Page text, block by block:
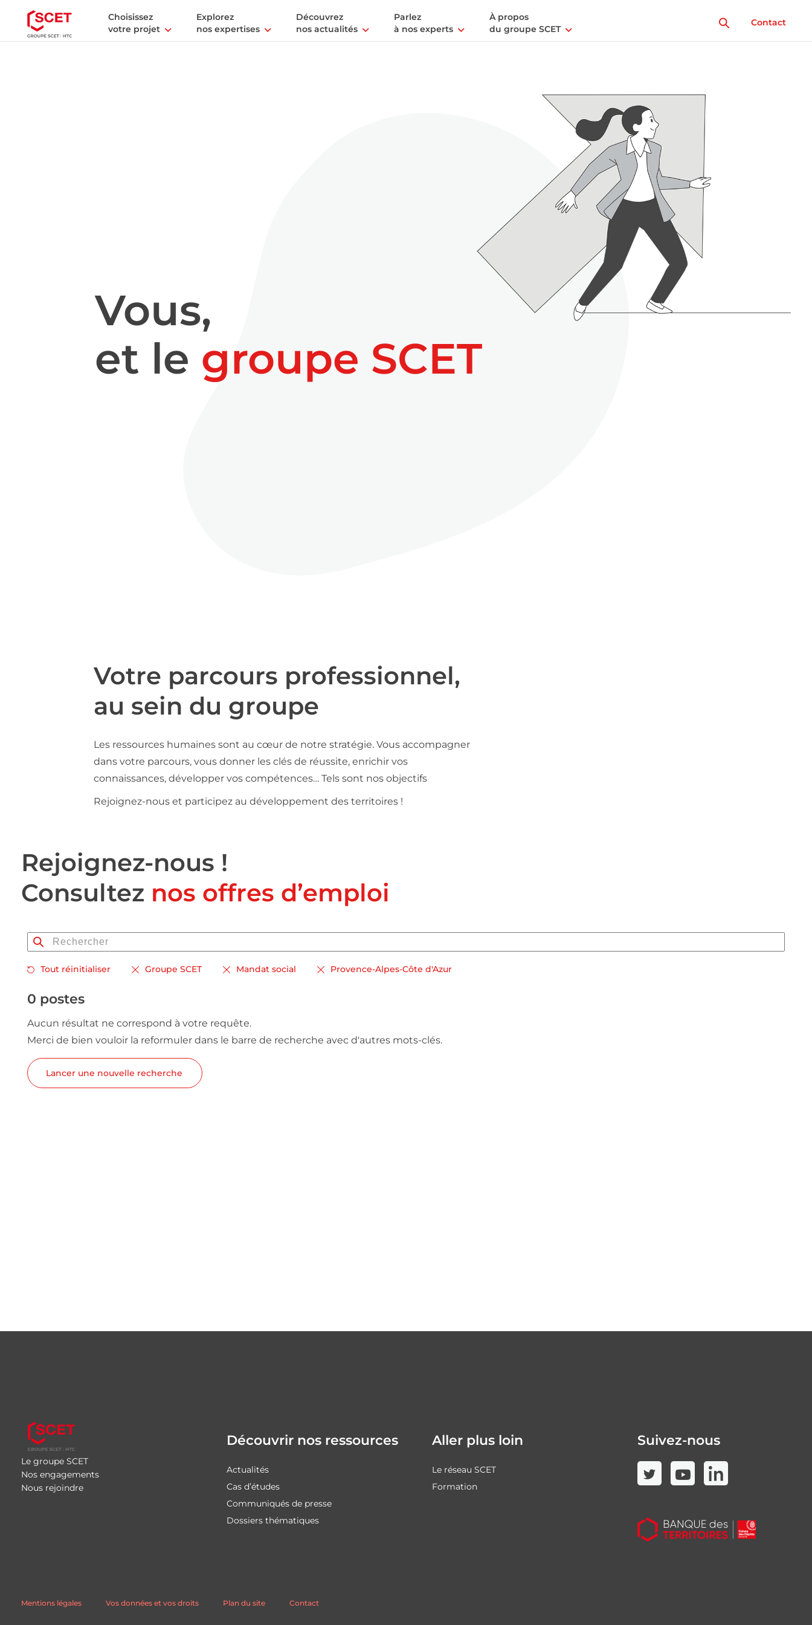
Choisissez
votre projet
Explorez
nos expertises
Découvrez
nos actualités
Parlez
à nos experts
À propos
du groupe SCET
Contact
Vous,
et le groupe SCET
Votre parcours professionnel,
au sein du groupe
Les ressources humaines sont au cœur de notre stratégie. Vous accompagner
dans votre parcours, vous donner les clés de réussite, enrichir vos
connaissances, développer vos compétences… Tels sont nos objectifs
Rejoignez-nous et participez au développement des territoires !
Rejoignez-nous !
Consultez nos offres d’emploi
Tout réinitialiser Groupe SCET Mandat social Provence-Alpes-Côte d'Azur
0 postes
Aucun résultat ne correspond à votre requête.
Merci de bien vouloir la reformuler dans le barre de recherche avec d'autres mots-clés.
Lancer une nouvelle recherche
Le groupe SCET
Nos engagements
Nous rejoindre
Découvrir nos ressources
Actualités
Cas d’études
Communiqués de presse
Dossiers thématiques
Aller plus loin
Le réseau SCET
Formation
Suivez-nous
Mentions légales Vos données et vos droits Plan du site Contact